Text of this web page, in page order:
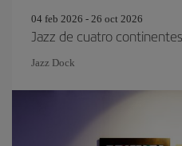
04 feb 2026 - 26 oct 2026
Jazz de cuatro continentes
Jazz Dock